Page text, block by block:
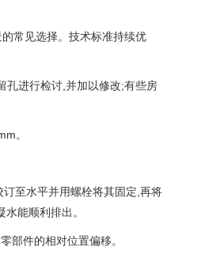
常见选择。技术标准持续优
孔进行检讨,并加以修改;有些房
。
至水平并用螺栓将其固定,再将
能顺利排出。
部件的相对位置偏移。